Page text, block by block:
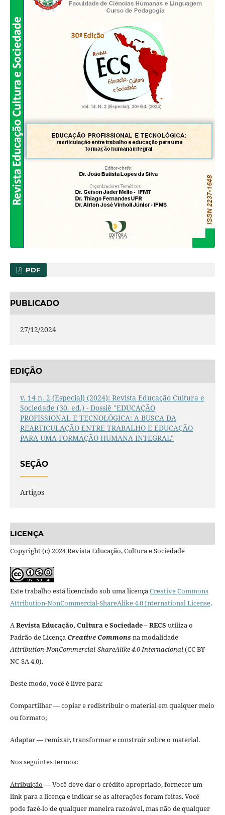
PDF
PUBLICADO
27/12/2024
EDIÇÃO
v. 14 n. 2 (Especial) (2024): Revista Educação Cultura e
Sociedade (30. ed.) - Dossiê "EDUCAÇÃO
PROFISSIONAL E TECNOLÓGICA: A BUSCA DA
REARTICULAÇÃO ENTRE TRABALHO E EDUCAÇÃO
PARA UMA FORMAÇÃO HUMANA INTEGRAL"
SEÇÃO
Artigos
LICENÇA
Copyright (c) 2024 Revista Educação, Cultura e Sociedade
Este trabalho está licenciado sob uma licençaCreative Commons
Attribution-NonCommercial-ShareAlike 4.0 International License.
ARevista Educação, Cultura e Sociedade – RECS utiliza o
Padrão de LicençaCreative Commonsna modalidade
Attribution-NonCommercial-ShareAlike 4.0 Internacional(CC BY-
NC-SA 4.0).
Deste modo, você é livre para:
Compartilhar — copiar e redistribuir o material em qualquer meio
ou formato;
Adaptar — remixar, transformar e construir sobre o material.
Nos seguintes termos:
Atribuição — Você deve dar o crédito apropriado, fornecer um
link para a licença e indicar se as alterações foram feitas. Você
pode fazê-lo de qualquer maneira razoável, mas não de qualquer